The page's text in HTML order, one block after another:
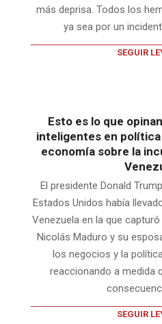
más deprisa. Todos los
ya sea por un
SEGUIR
Esto es lo que
inteligentes en
economía sobre la
El presidente Donald
Estados Unidos había
Venezuela en la que
Nicolás Maduro y su
los negocios y la
reaccionando a medida
SEGUIR